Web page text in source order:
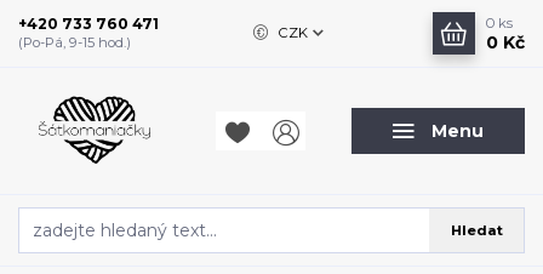
Menu
CZK
Hledat
+420 733 760 471
(Po-Pá, 9-15 hod.)
0 ks
0 Kč